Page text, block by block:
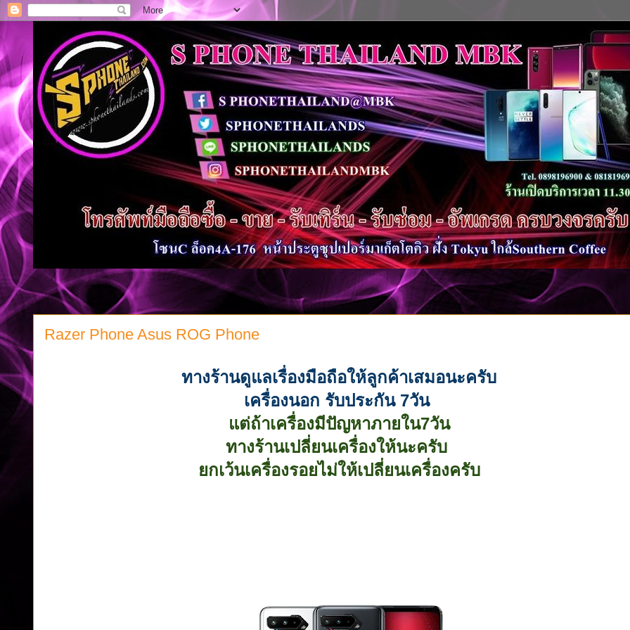
Razer Phone Asus ROG Phone
ทางร้านดูแลเรื่องมือถือให้ลูกค้าเสมอนะครับ
เครื่องนอก รับประกัน 7วัน
แต่ถ้าเครื่องมีปัญหาภายใน7วัน
ทางร้านเปลี่ยนเครื่องให้นะครับ
ยกเว้นเครื่องรอยไม่ให้เปลี่ยนเครื่องครับ